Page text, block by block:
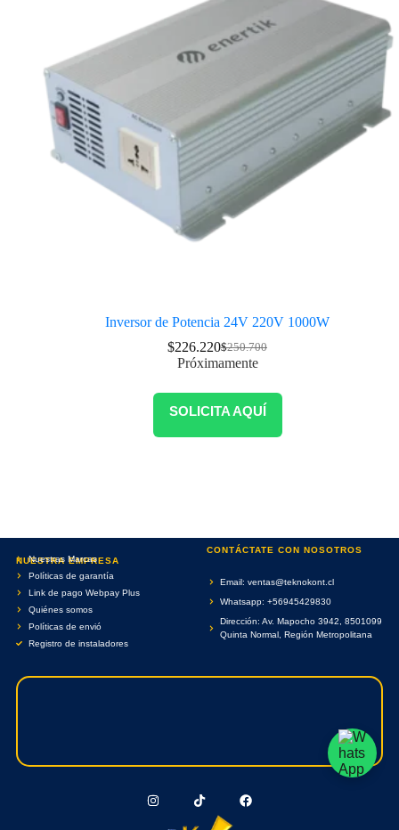
Inversor de Potencia 24V 220V 1000W
$250.700
$226.220
Próximamente
SOLICITA AQUÍ
NUESTRA EMPRESA
Nuestras Marcas
Políticas de garantía
Link de pago Webpay Plus
Quiénes somos
Políticas de envió
Registro de instaladores
CONTÁCTATE CON NOSOTROS
Email: ventas@teknokont.cl
Whatsapp: +56945429830
Dirección: Av. Mapocho 3942, 8501099
Quinta Normal, Región Metropolitana